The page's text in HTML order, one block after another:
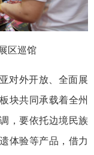
区巡馆
对外开放、全面展
块共同承载着全州
，要依托边境民族
体验等产品，借力